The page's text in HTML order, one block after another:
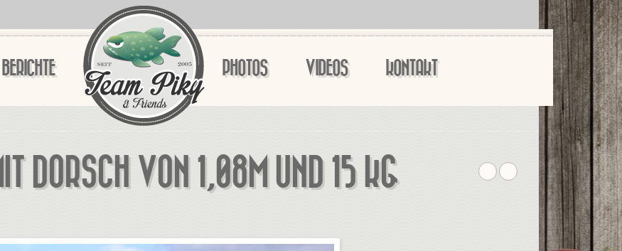
BERICHTE PHOTOS VIDEOS KONTAKT
DORSCH VON 1,08M UND 15 KG